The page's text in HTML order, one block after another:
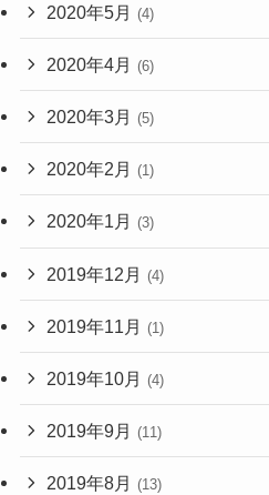
2020年5月 (4)
2020年4月 (6)
2020年3月 (5)
2020年2月 (1)
2020年1月 (3)
2019年12月 (4)
2019年11月 (1)
2019年10月 (4)
2019年9月 (11)
2019年8月 (13)